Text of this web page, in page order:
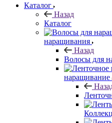
Каталог
Назад
Каталог
наращивания
Назад
Волосы для
наращивание